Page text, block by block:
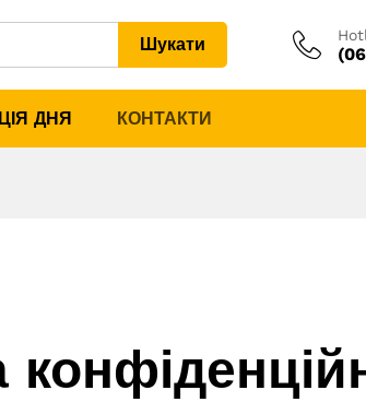
Шукати
ДНЯ КОНТАКТИ